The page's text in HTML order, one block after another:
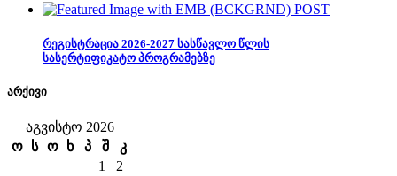
რეგისტრაცია 2026-2027 სასწავლო წლის
სასერტიფიკატო პროგრამებზე
არქივი
აგვისტო 2026
ო
ს ო ხ პ შ
კ
1
2